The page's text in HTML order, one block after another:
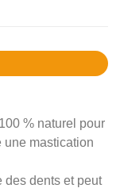
% naturel pour
une mastication
des dents et peut